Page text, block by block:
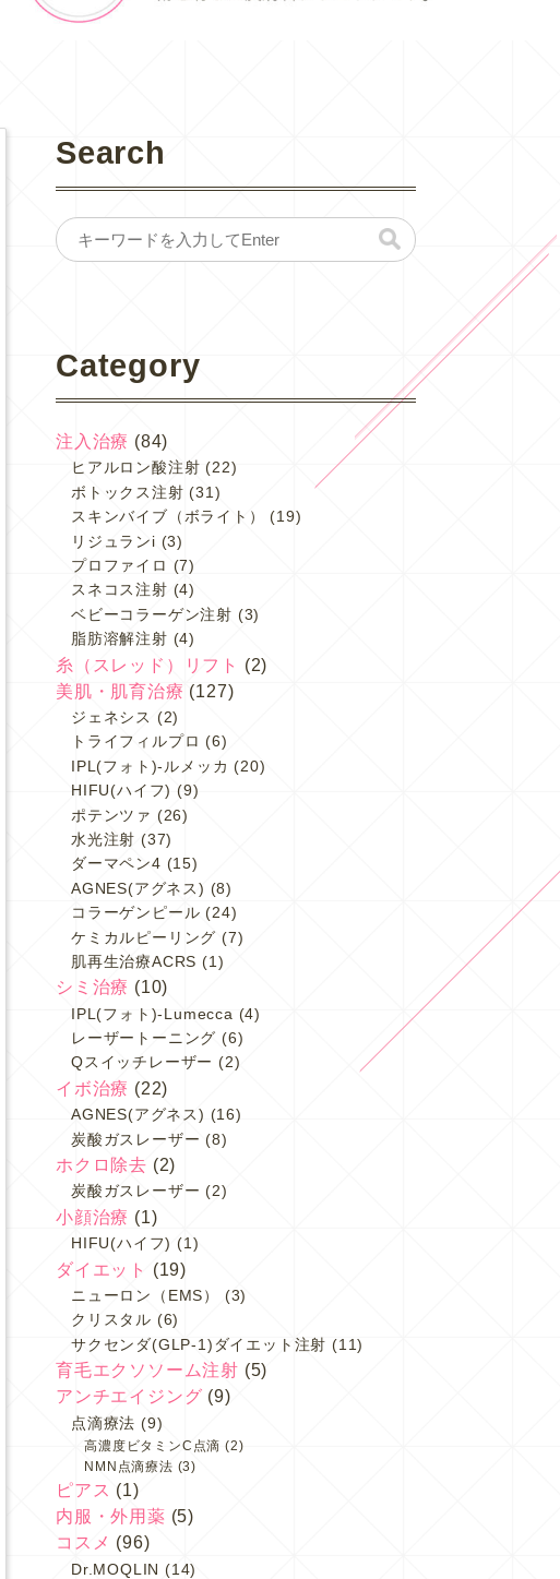
Search
Category
注入治療 (84)
ヒアルロン酸注射 (22)
ボトックス注射 (31)
スキンバイブ（ボライト）
(19)
リジュランi (3)
プロファイロ (7)
スネコス注射 (4)
ベビーコラーゲン注射 (3)
脂肪溶解注射 (4)
糸（スレッド）リフト
(2)
美肌・肌育治療 (127)
ジェネシス (2)
トライフィルプロ (6)
IPL(フォト)-ルメッカ (20)
HIFU(ハイフ) (9)
ポテンツァ (26)
水光注射 (37)
ダーマペン4 (15)
AGNES(アグネス) (8)
コラーゲンピール (24)
ケミカルピーリング (7)
肌再生治療ACRS (1)
シミ治療 (10)
IPL(フォト)-Lumecca (4)
レーザートーニング (6)
Qスイッチレーザー (2)
イボ治療 (22)
AGNES(アグネス) (16)
炭酸ガスレーザー (8)
ホクロ除去 (2)
炭酸ガスレーザー (2)
小顔治療 (1)
HIFU(ハイフ) (1)
ダイエット (19)
ニューロン（EMS）
(3)
クリスタル (6)
サクセンダ(GLP-1)ダイエット注射 (11)
育毛エクソソーム注射 (5)
アンチエイジング (9)
点滴療法 (9)
高濃度ビタミンC点滴 (2)
NMN点滴療法 (3)
ピアス (1)
内服・外用薬 (5)
コスメ (96)
Dr.MOQLIN (14)